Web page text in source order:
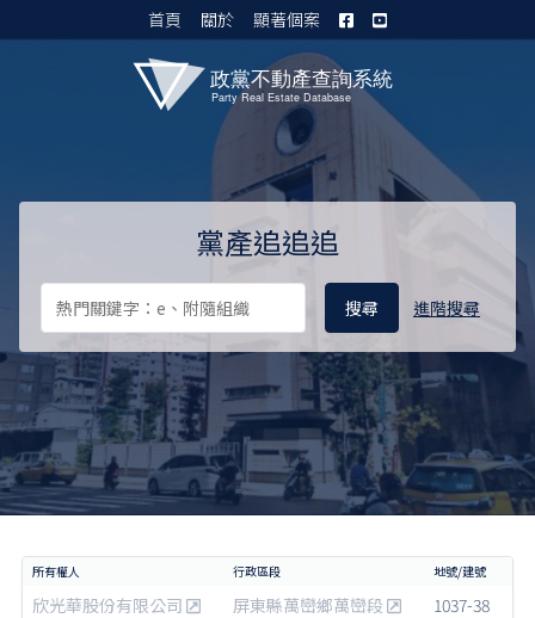
首頁 關於 顯著個案
黨產追追追
進階搜尋
欣光華股份有限公司 屏東縣萬巒鄉萬巒段 1037-38